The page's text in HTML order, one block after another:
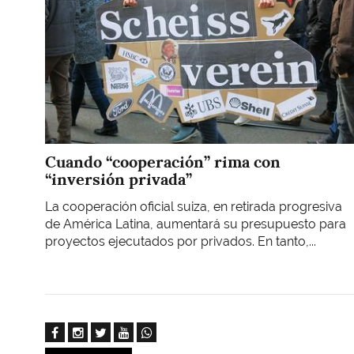
Cuando “cooperación” rima con
“inversión privada”
La cooperación oficial suiza, en retirada progresiva
de América Latina, aumentará su presupuesto para
proyectos ejecutados por privados. En tanto,...